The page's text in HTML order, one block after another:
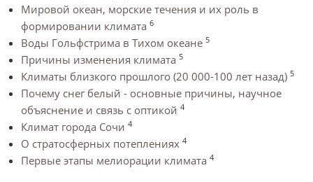
Мировой океан, морские течения и их роль в
формировании климата 6
Воды Гольфстрима в Тихом океане 5
Причины изменения климата 5
Климаты близкого прошлого (20 000-100 лет назад) 5
Почему снег белый - основные причины, научное
объяснение и связь с оптикой 4
Климат города Сочи 4
О стратосферных потеплениях 4
Первые этапы мелиорации климата 4